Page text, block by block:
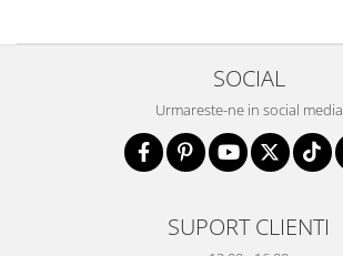
SOCIAL
Urmareste-ne in social media
SUPORT CLIENTI